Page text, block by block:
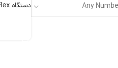
Any دستگاه PCR ProFlex